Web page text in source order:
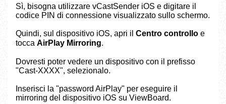
Sì, bisogna utilizzare vCastSender iOS e digitare il
codice PIN di connessione visualizzato sullo schermo.
Quindi, sul dispositivo iOS, apri il Centro controllo e
tocca AirPlay Mirroring.
Dovresti poter vedere un dispositivo con il prefisso
"Cast-XXXX", selezionalo.
Inserisci la "password AirPlay" per eseguire il
mirroring del dispositivo iOS su ViewBoard.